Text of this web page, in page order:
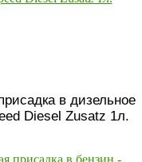
в дизельное
Diesel Zusatz 1л.